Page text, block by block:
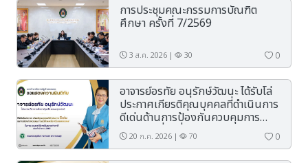
การประชุมคณะกรรมการบัณฑิต
ศึกษา ครั้งที่ 7/2569
3 ส.ค. 2026 | 30 0
อาจารย์อรทัย อนุรักษ์วัฒนะ ได้รับโล่
ประกาศเกียรติคุณบุคคลที่ดำเนินการ
ดีเด่นด้านการป้องกันควบคุมการ
บริโภคเครื่องดื่มแอลกอฮอล์ ในงาน
รณรงค์วันงดดื่มสุราแห่งชาติ
20 ก.ค. 2026 | 70 0